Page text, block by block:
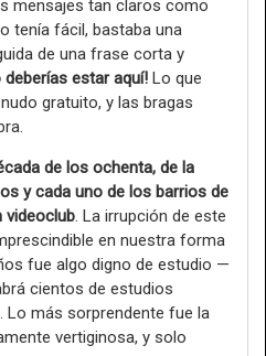
mensajes tan claros como
tenía fácil, bastaba una
de una frase corta y
deberías estar aquí! Lo que
gratuito, y las bragas
de los ochenta, de la
y cada uno de los barrios de
videoclub. La irrupción de este
en nuestra forma
fue algo digno de estudio —
cientos de estudios
más sorprendente fue la
vertiginosa, y solo